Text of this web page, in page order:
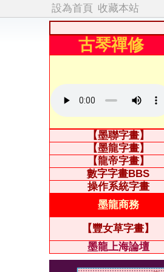
設為首頁 收藏本站
古琴禪修
【墨聯字畫】
【墨龍字畫】
【龍帝字畫】
數字字畫BBS
操作系統字畫
墨龍商務
【豐女草字畫】
墨龍上海論壇